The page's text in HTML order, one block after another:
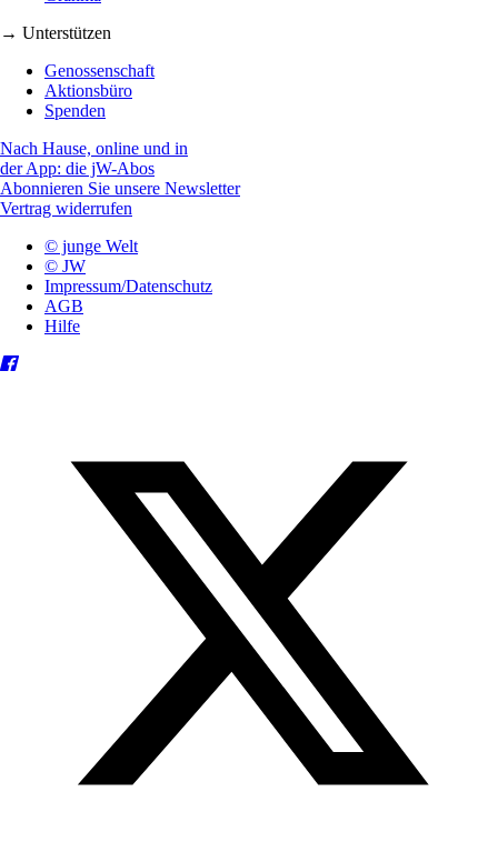
→ Unterstützen
Genossenschaft
Aktionsbüro
Spenden
Nach Hause, online und in
der App: die jW-Abos
Abonnieren Sie unsere Newsletter
Vertrag widerrufen
© junge Welt
© JW
Impressum/Datenschutz
AGB
Hilfe